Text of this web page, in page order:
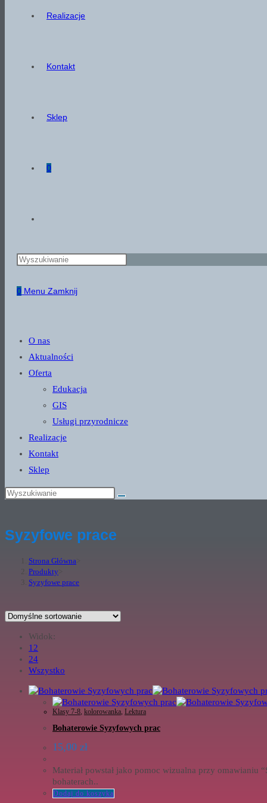
Realizacje
Kontakt
Sklep
0
website
0 Menu Zamknij
O nas
Aktualności
Oferta
Edukacja
GIS
Usługi przyrodnicze
Realizacje
Kontakt
Sklep
Syzyfowe prace
Strona Główna
Produkty
Syzyfowe prace
Widok:
12
24
Wszystko
Klasy 7-8 kolorowanka Lektura
Bohaterowie Syzyfowych prac
15,00 zł
Materiał powstał jako pomoc wizualna przy omawianiu
bohaterach..
Dodaj do koszyka